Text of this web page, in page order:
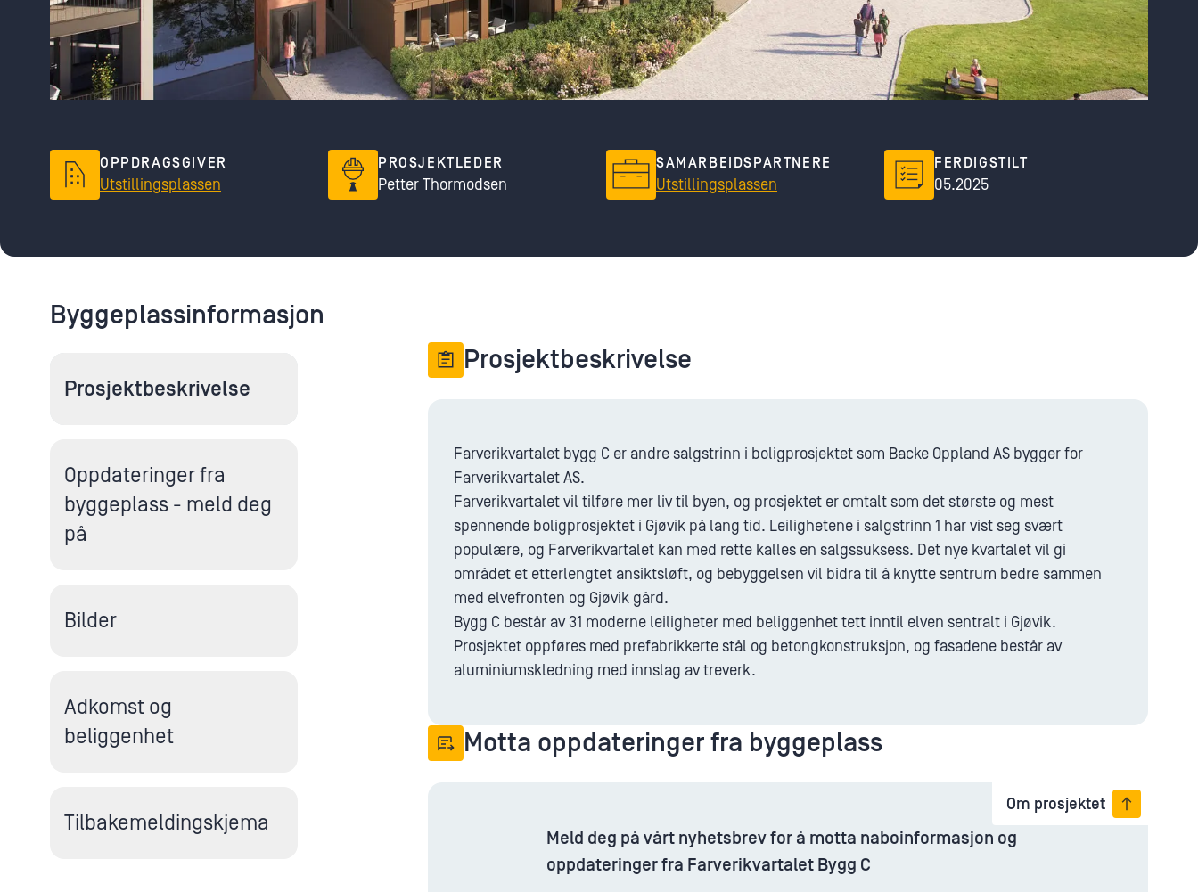
OPPDRAGSGIVER
Utstillingsplassen
PROSJEKTLEDER
Petter Thormodsen
SAMARBEIDSPARTNERE
Utstillingsplassen
FERDIGSTILT
05.2025
Byggeplassinformasjon
Prosjektbeskrivelse
Oppdateringer fra
byggeplass - meld deg
på
Bilder
Adkomst og
beliggenhet
Tilbakemeldingskjema
Prosjektbeskrivelse
Farverikvartalet bygg C er andre salgstrinn i boligprosjektet som Backe Oppland AS bygger for
Farverikvartalet AS.
Farverikvartalet vil tilføre mer liv til byen, og prosjektet er omtalt som det største og mest
spennende boligprosjektet i Gjøvik på lang tid. Leilighetene i salgstrinn 1 har vist seg svært
populære, og Farverikvartalet kan med rette kalles en salgssuksess. Det nye kvartalet vil gi
området et etterlengtet ansiktsløft, og bebyggelsen vil bidra til å knytte sentrum bedre sammen
med elvefronten og Gjøvik gård.
Bygg C består av 31 moderne leiligheter med beliggenhet tett inntil elven sentralt i Gjøvik.
Prosjektet oppføres med prefabrikkerte stål og betongkonstruksjon, og fasadene består av
aluminiumskledning med innslag av treverk.
Motta oppdateringer fra byggeplass
Om prosjektet
Meld deg på vårt nyhetsbrev for å motta naboinformasjon og
oppdateringer fra Farverikvartalet Bygg C